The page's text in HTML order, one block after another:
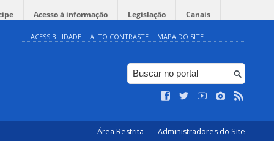
Acesso à informação Legislação Canais
ACESSIBILIDADE ALTO CONTRASTE MAPA DO SITE
Área Restrita Administradores do Site